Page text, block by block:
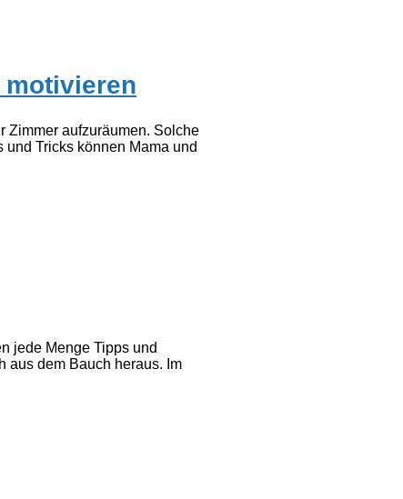
motivieren
Zimmer aufzuräumen. Solche
Tricks können Mama und
jede Menge Tipps und
aus dem Bauch heraus. Im